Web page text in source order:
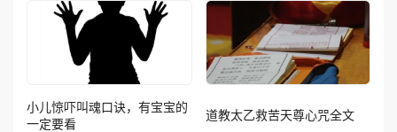
小儿惊吓叫魂口诀，有宝宝的
一定要看
道教太乙救苦天尊心咒全文